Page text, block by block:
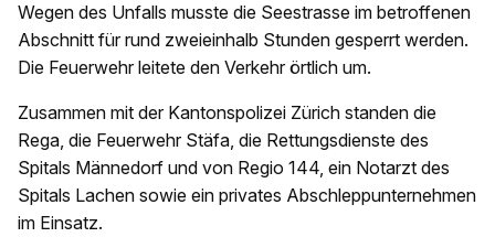
Wegen des Unfalls musste die Seestrasse im betroffenen
Abschnitt für rund zweieinhalb Stunden gesperrt werden.
Die Feuerwehr leitete den Verkehr örtlich um.
Zusammen mit der Kantonspolizei Zürich standen die
Rega, die Feuerwehr Stäfa, die Rettungsdienste des
Spitals Männedorf und von Regio 144, ein Notarzt des
Spitals Lachen sowie ein privates Abschleppunternehmen
im Einsatz.